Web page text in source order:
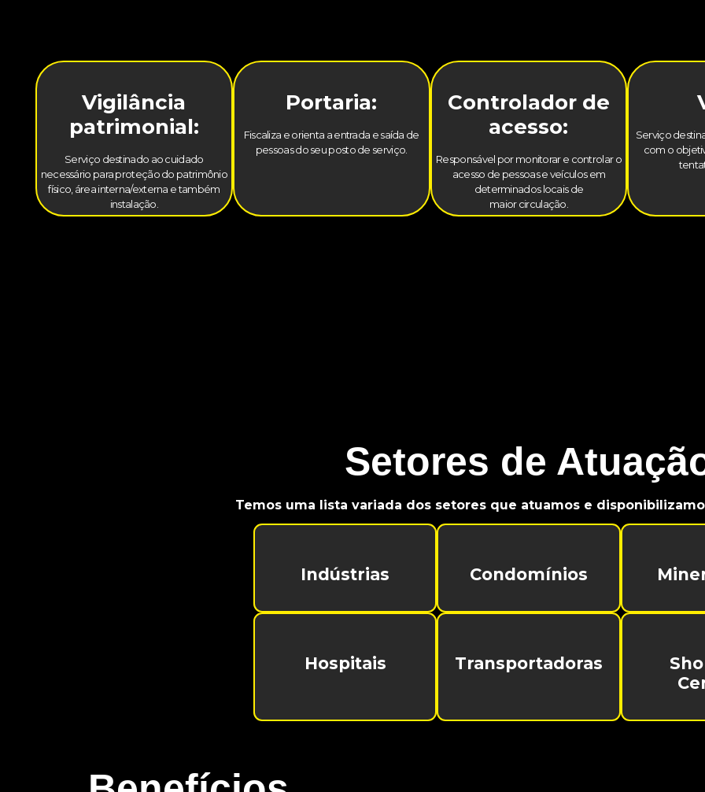
Vigilância
patrimonial:
Serviço destinado ao cuidado
necessário para proteção do patrimônio
físico, área interna/externa e também
instalação.
Portaria:
Fiscaliza e orienta a entrada e saída de
pessoas do seu posto de serviço.
Controlador de
acesso:
Responsável por monitorar e controlar o
acesso de pessoas e veículos em
determinados locais de
maior circulação.
Serviço
com o
Setores de
Temos uma lista variada dos setores que atuamos e
Indústrias Condomínios
Hospitais Transportadoras